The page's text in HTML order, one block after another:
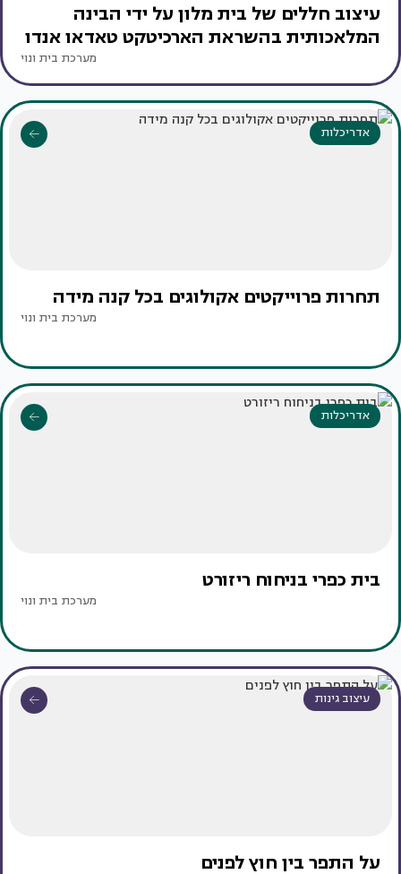
עיצוב חללים של בית מלון על ידי הבינה
המלאכותית בהשראת הארכיטקט טאדאו אנדו
מערכת בית ונוי
אדריכלות
תחרות פרוייקטים אקולוגים בכל קנה מידה
מערכת בית ונוי
אדריכלות
בית כפרי בניחוח ריזורט
מערכת בית ונוי
עיצוב גינות
על התפר בין חוץ לפנים